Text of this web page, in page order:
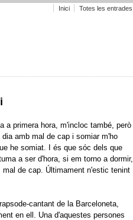
Inici Totes les entrades
a primera hora, m'incloc també, però
amb mal de cap i somiar m'ho
he somiat. I és que sóc dels que
a ser d'hora, si em torno a dormir,
de cap. Últimament n'estic tenint
cantant de la Barceloneta,
en ell. Una d'aquestes persones